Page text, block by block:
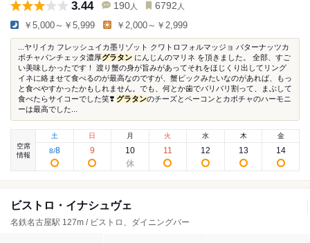
3.44 190 人 6792 人
￥5,000～￥5,999 ￥2,000～￥2,999
...ヤリイカ フレッシュイカ墨リゾット クワトロフォルマッジョ バターナッツカ
ボチャパンチェッタ濃厚グラタン にんじんのマリネ を頂きました。 全部、すご
い美味しかったです！ 渡り蟹の身が旨みがあってそれをほじくり出してリング
イネに絡ませて食べるのが最高なのですが、蟹ピックみたいなのがあれば、もっ
と食べやすかったかもしれません。でも、何とか歯でバリバリ割って、まぶして
食べたらサイコーでした笑❣️ グラタンのチーズとペーコンとカボチャのハーモニ
ーは最高でした...
空席
情報
土
8/8
日
9
月
10
火
11
水
12
木
13
金
14
ビストロ・イナシュヴェ
名鉄名古屋駅 127m / ビストロ、ダイニングバー